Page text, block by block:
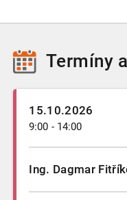
Termíny
15.10.2026
9:00 - 14:00
Ing. Dagmar